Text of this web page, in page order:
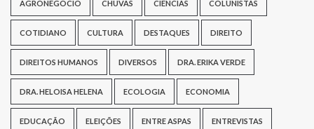
AGRONEGÓCIO CHUVAS CIÊNCIAS COLUNISTAS
COTIDIANO CULTURA DESTAQUES DIREITO
DIREITOS HUMANOS DIVERSOS DRA. ERIKA VERDE
DRA. HELOISA HELENA ECOLOGIA ECONOMIA
EDUCAÇÃO ELEIÇÕES ENTRE ASPAS ENTREVISTAS